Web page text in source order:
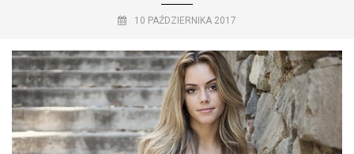
10 PAŹDZIERNIKA 2017